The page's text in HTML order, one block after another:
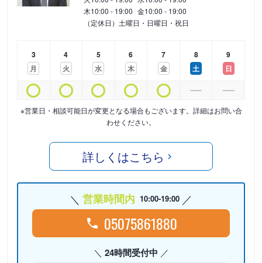
木10:00 - 19:00 金10:00 - 19:00
（定休日）土曜日・日曜日・祝日
3
月
4
火
5
水
6
木
7
金
8
土
9
日
※営業日・相談可能日が変更となる場合もございます。詳細はお問い合
わせください。
詳しくはこちら
営業時間内 10:00-19:00
05075861880
24時間受付中